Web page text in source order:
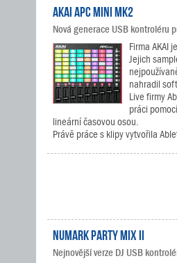
AKAI APC Mini mk2
Nová generace USB kontroléru
Firma AKAI
Jejich
nahradil
Live firmy
práci
lineární časovou osou.
Právě práce s klipy vytvořila
Numark Party Mix II
Nejnovější verze DJ USB